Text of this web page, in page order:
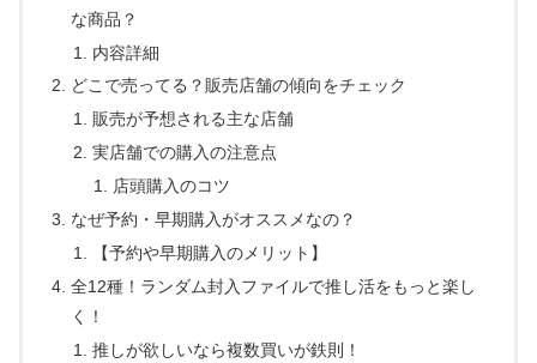
な商品？
内容詳細
どこで売ってる？販売店舗の傾向をチェック
販売が予想される主な店舗
実店舗での購入の注意点
店頭購入のコツ
なぜ予約・早期購入がオススメなの？
【予約や早期購入のメリット】
全12種！ランダム封入ファイルで推し活をもっと楽し
く！
推しが欲しいなら複数買いが鉄則！